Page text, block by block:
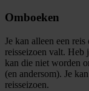
Omboeken
Je kan alleen een
reisseizoen valt. Heb
kan die niet worden
(en andersom). Je
reisseizoen.